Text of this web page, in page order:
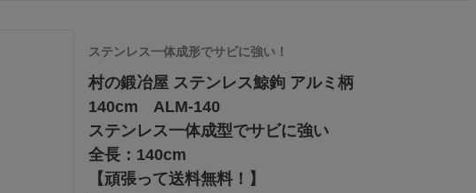
ステンレス一体成形でサビに強い！
村の鍛冶屋 ステンレス鯨鉤 アルミ柄
140cm ALM-140
ステンレス一体成型でサビに強い
全長：140cm
【頑張って送料無料！】